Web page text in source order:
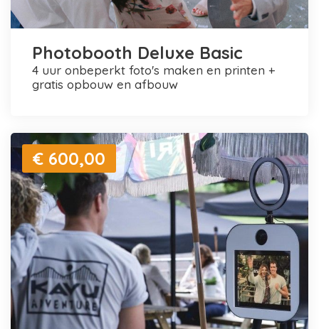
Photobooth Deluxe Basic
4 uur onbeperkt foto's maken en printen +
gratis opbouw en afbouw
€ 600,00